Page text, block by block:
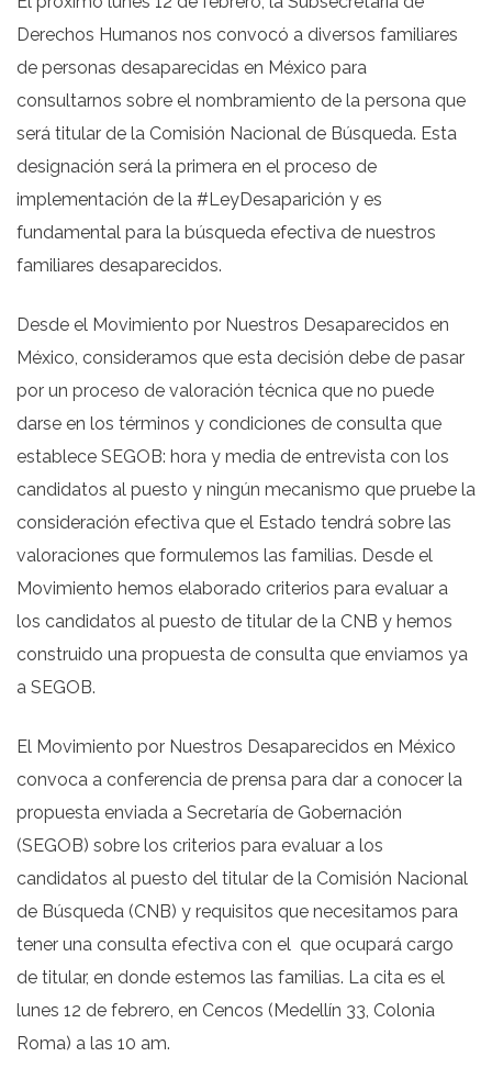
Derechos Humanos nos convocó a diversos familiares
de personas desaparecidas en México para
consultarnos sobre el nombramiento de la persona que
será titular de la Comisión Nacional de Búsqueda. Esta
designación será la primera en el proceso de
implementación de la #LeyDesaparición y es
fundamental para la búsqueda efectiva de nuestros
familiares desaparecidos.
Desde el Movimiento por Nuestros Desaparecidos en
México, consideramos que esta decisión debe de pasar
por un proceso de valoración técnica que no puede
darse en los términos y condiciones de consulta que
establece SEGOB: hora y media de entrevista con los
candidatos al puesto y ningún mecanismo que pruebe la
consideración efectiva que el Estado tendrá sobre las
valoraciones que formulemos las familias. Desde el
Movimiento hemos elaborado criterios para evaluar a
los candidatos al puesto de titular de la CNB y hemos
construido una propuesta de consulta que enviamos ya
a SEGOB.
El Movimiento por Nuestros Desaparecidos en México
convoca a conferencia de prensa para dar a conocer la
propuesta enviada a Secretaría de Gobernación
(SEGOB) sobre los criterios para evaluar a los
candidatos al puesto del titular de la Comisión Nacional
de Búsqueda (CNB) y requisitos que necesitamos para
tener una consulta efectiva con el que ocupará cargo
de titular, en donde estemos las familias. La cita es el
lunes 12 de febrero, en Cencos (Medellín 33, Colonia
Roma) a las 10 am.